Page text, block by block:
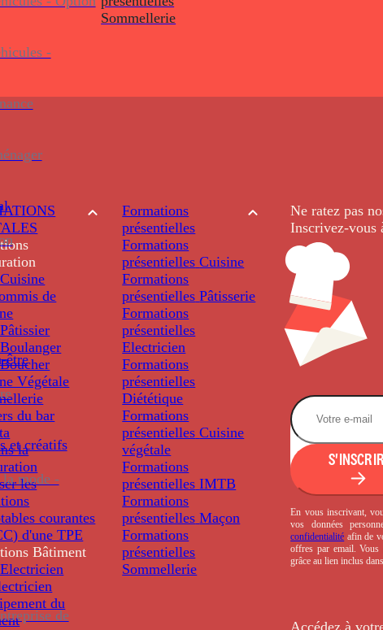
-
être
et créatifs
mode -
de
Sommellerie
de
Végétale
du bar
la
les
courantes
d'une TPE
Bâtiment
du
Formations
présentielles
Formations
présentielles Cuisine
Formations
présentielles Pâtisserie
Formations
présentielles
Electricien
Formations
présentielles
Diététique
Formations
présentielles Cuisine
végétale
Formations
présentielles IMTB
Formations
présentielles Maçon
Formations
présentielles
Sommellerie
Ne ratez pas
Inscrivez-vous
En vous inscrivant,
vos données
confidentialité afin de
offres par email. Vous
grâce au lien inclus